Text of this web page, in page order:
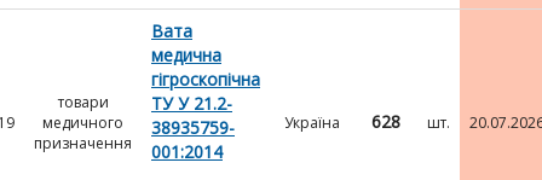
товари
медичного
призначення
Вата
медична
гігроскопічна
ТУ У 21.2-
38935759-
001:2014
Україна 628 шт.